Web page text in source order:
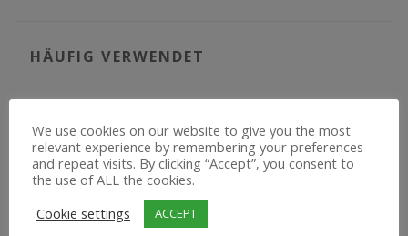
HÄUFIG VERWENDET
COVID Datennetzwerk Erfahrungsaustausch
Infection Clinic
Mitgliederversammlung
We use cookies on our website to give you the most
relevant experience by remembering your preferences
and repeat visits. By clicking “Accept”, you consent to
the use of ALL the cookies.
Cookie settings
ACCEPT